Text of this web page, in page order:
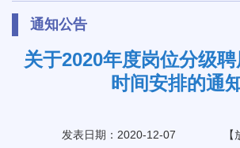
通知公告
关于2020年度岗位分级
时间安排的通
发表日期：2020-12-07 【